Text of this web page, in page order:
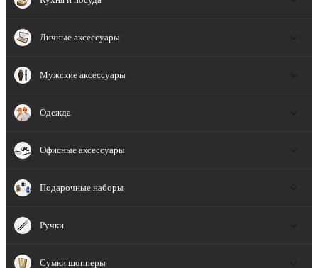
Личные аксессуары
Мужские аксессуары
Одежда
Офисные аксессуары
Подарочные наборы
Ручки
Сумки шопперы